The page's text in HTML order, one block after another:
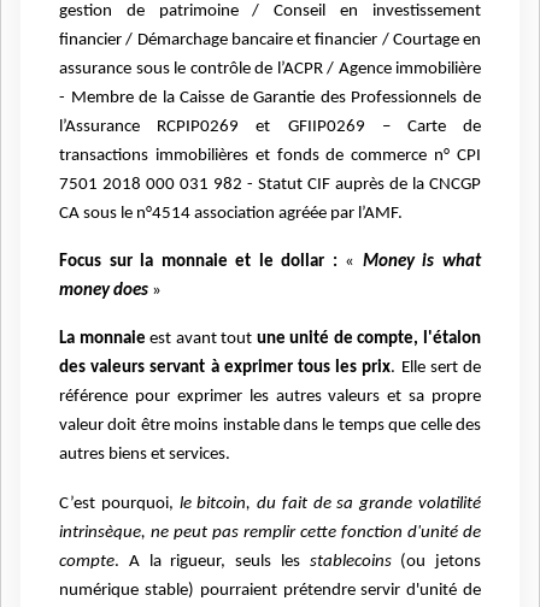
gestion de patrimoine / Conseil en investissement
financier / Démarchage bancaire et financier / Courtage en
assurance sous le contrôle de l’ACPR / Agence immobilière
- Membre de la Caisse de Garantie des Professionnels de
l’Assurance RCPIP0269 et GFIIP0269 – Carte de
transactions immobilières et fonds de commerce n° CPI
7501 2018 000 031 982 - Statut CIF auprès de la CNCGP
CA sous le n°4514 association agréée par l’AMF.
Focus sur la monnaie et le dollar : « Money is what
money does »
La monnaieest avant tout une unité de compte, l'étalon
des valeurs servant à exprimer tous les prix. Elle sert de
référence pour exprimer les autres valeurs et sa propre
valeur doit être moins instable dans le temps que celle des
autres biens et services.
C’est pourquoi, le bitcoin, du fait de sa grande volatilité
intrinsèque, ne peut pas remplir cette fonction d'unité de
compte. A la rigueur, seuls les stablecoins (ou jetons
numérique stable) pourraient prétendre servir d'unité de